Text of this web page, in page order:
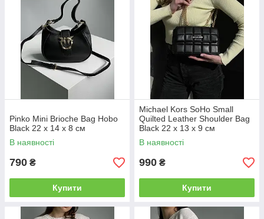
Pinko Mini Brioche Bag Hobo
Black 22 x 14 x 8 см
В наявності
790 ₴
Купити
Michael Kors SoHo Small
Quilted Leather Shoulder Bag
Black 22 х 13 х 9 см
В наявності
990 ₴
Купити